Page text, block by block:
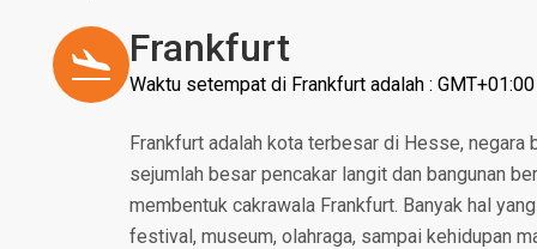
Frankfurt
Waktu setempat di Frankfurt adalah : GMT+01:00
Frankfurt adalah kota terbesar di Hesse, negara
sejumlah besar pencakar langit dan bangunan
membentuk cakrawala Frankfurt. Banyak hal
festival, museum, olahraga, sampai kehidupan